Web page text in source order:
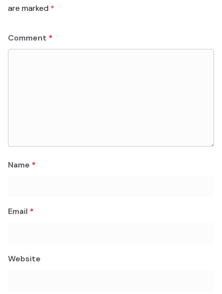
are marked *
Comment *
Name *
Email *
Website